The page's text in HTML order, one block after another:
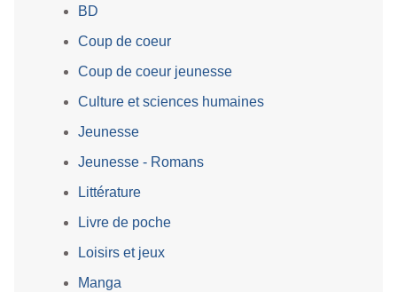
BD
Coup de coeur
Coup de coeur jeunesse
Culture et sciences humaines
Jeunesse
Jeunesse - Romans
Littérature
Livre de poche
Loisirs et jeux
Manga